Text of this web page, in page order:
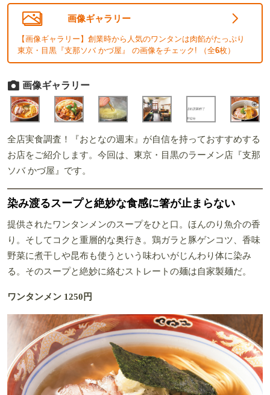
画像ギャラリー
【画像ギャラリー】創業時から人気のワンタンは肉餡がたっぷり
東京・目黒『支那ソバ かづ屋』 の画像をチェック! （全6枚）
画像ギャラリー
全店実食調査！『おとなの週末』が自信を持っておすすめする
お店をご紹介します。今回は、東京・目黒のラーメン店『支那
ソバ かづ屋』です。
染み渡るスープと絶妙な食感に箸が止まらない
提供されたワンタンメンのスープをひと口。ほんのり魚介の香
り。そしてコクと重層的な奥行き。鶏ガラと豚ゲンコツ、香味
野菜に煮干しや昆布も使うという味わいがじんわり体に染み
る。そのスープと絶妙に絡むストレートの麺は自家製麺だ。
ワンタンメン 1250円